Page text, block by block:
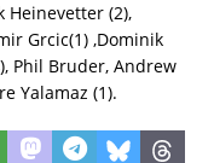
Heinevetter (2),
Grcic(1) ,Dominik
Phil Bruder, Andrew
Yalamaz (1).